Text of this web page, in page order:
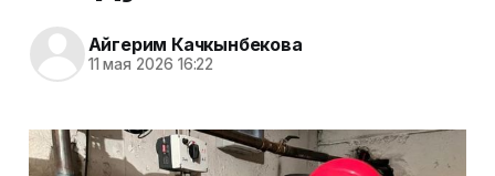
Айгерим Качкынбекова
11 мая 2026 16:22